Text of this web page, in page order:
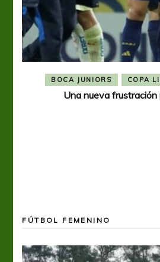
BOCA JUNIORS COPA
Una nueva frustración
FÚTBOL FEMENINO